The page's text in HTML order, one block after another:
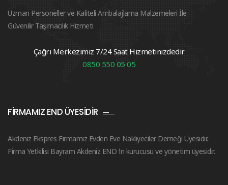
Uzman Personeller ve Kaliteli Ambalajlama Malzemeleri İle
Güvenilir Taşımacılık Hizmeti
Çağrı Merkezimiz 7/24 Saat Hizmetinizdedir
0850 550 05 05
FIRMAMIZ END ÜYESIDIR
Akdeniz Ekspres Firmamız Evden Eve Nakliyeciler Derneği Üyesidir.
Firma Yetkilisi Bayram Akdeniz END ‘in kurucusu ve yönetim üyesidir.